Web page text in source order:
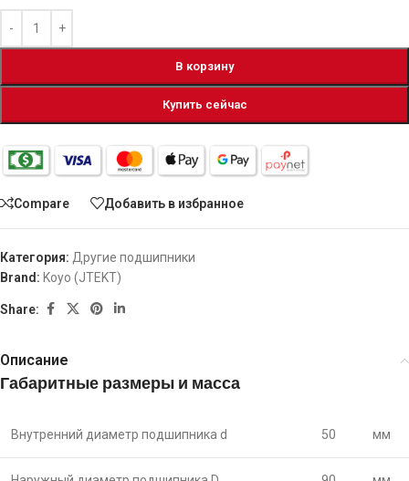
В корзину
Купить сейчас
Compare Добавить в избранное
Категория: Другие подшипники
Brand: Koyo (JTEKT)
Share:
Описание
Габаритные размеры и масса
Внутренний диаметр подшипника d 50 мм